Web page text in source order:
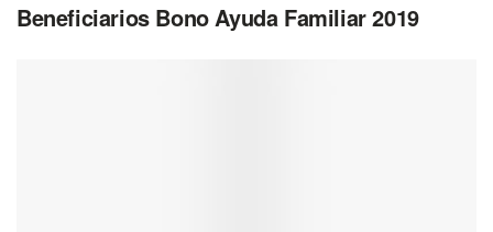
Beneficiarios Bono Ayuda Familiar 2019